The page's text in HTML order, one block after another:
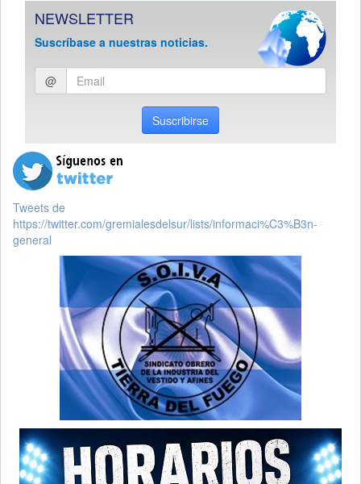
NEWSLETTER
Suscríbase a nuestras noticias.
Ingresar
email
@
Suscribirse
Tweets de
https://twitter.com/gremialesdelsur/lists/informaci%C3%B3n-
general